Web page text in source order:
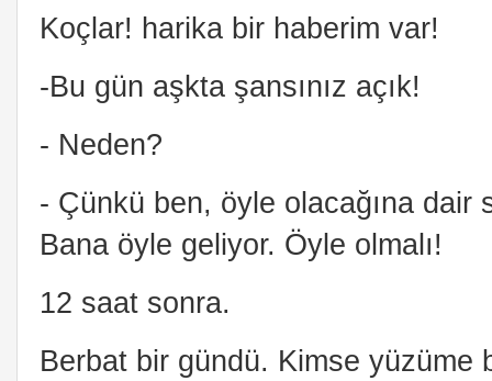
Koçlar! harika bir haberim var!
-Bu gün aşkta şansınız açık!
- Neden?
- Çünkü ben, öyle olacağına dair
Bana öyle geliyor. Öyle olmalı!
12 saat sonra.
Berbat bir gündü. Kimse yüzüme